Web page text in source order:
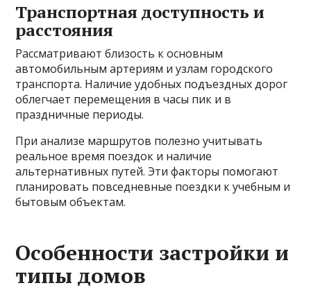
Транспортная доступность и
расстояния
Рассматривают близость к основным
автомобильным артериям и узлам городского
транспорта. Наличие удобных подъездных дорог
облегчает перемещения в часы пик и в
праздничные периоды.
При анализе маршрутов полезно учитывать
реальное время поездок и наличие
альтернативных путей. Эти факторы помогают
планировать повседневные поездки к учебным и
бытовым объектам.
Особенности застройки и
типы домов